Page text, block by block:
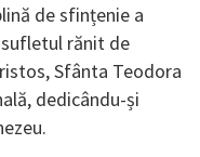
de sfințenie a
sufletul rănit de
Sfânta Teodora
dedicându-și